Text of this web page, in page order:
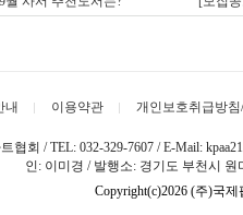
내 이용약관 개인보호취급방
협회 / TEL: 032-329-7607 / E-Mail:
인: 이미경 / 발행소: 경기도 부천시
Copyright(c)2026 (주)국